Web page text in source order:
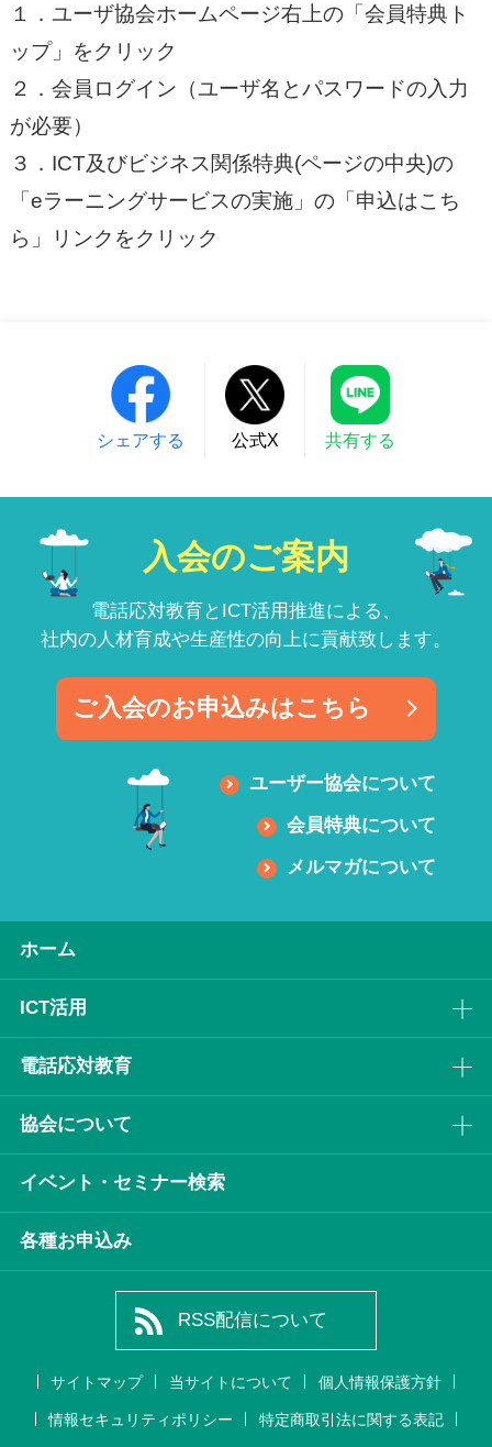
１．ユーザ協会ホームページ右上の「会員特典ト
ップ」をクリック
２．会員ログイン（ユーザ名とパスワードの入力
が必要）
３．ICT及びビジネス関係特典(ページの中央)の
「eラーニングサービスの実施」の「申込はこち
ら」リンクをクリック
シェアする 公式X 共有する
入会のご案内
電話応対教育とICT活用推進による、
社内の人材育成や生産性の向上に貢献致します。
ご入会のお申込みはこちら
ユーザー協会について
会員特典について
メルマガについて
ホーム
ICT活⽤
電話応対教育
協会について
イベント・セミナー検索
各種お申込み
RSS配信について
サイトマップ 当サイトについて 個人情報保護方針
情報セキュリティポリシー 特定商取引法に関する表記